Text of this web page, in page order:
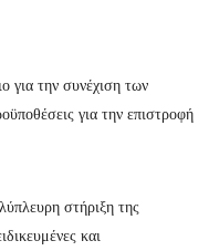
για την συνέχιση των
για την επιστροφή
στήριξη της
και